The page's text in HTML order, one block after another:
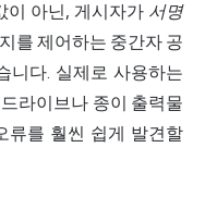
이 아닌, 게시자가 서명
를 제어하는 중간자 공
니다. 실제로 사용하는
라이브나 종이 출력물
류를 훨씬 쉽게 발견할